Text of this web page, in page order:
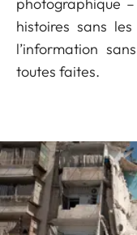
histoires sans
l’information
toutes faites.